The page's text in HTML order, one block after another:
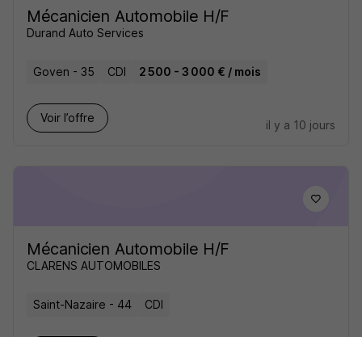
Mécanicien Automobile H/F
Durand Auto Services
Goven - 35 CDI 2 500 - 3 000 € / mois
Voir l’offre
il y a 10 jours
Mécanicien Automobile H/F
CLARENS AUTOMOBILES
Saint-Nazaire - 44 CDI